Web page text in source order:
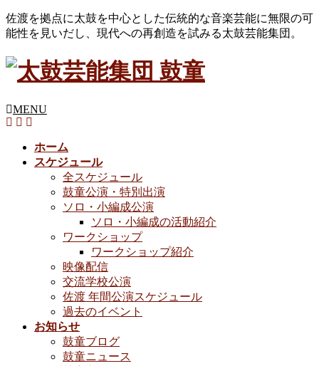
佐渡を拠点に太鼓を中心とした伝統的な音楽芸能に無限の可
能性を見いだし、現代への再創造を試みる太鼓芸能集団。
MENU
ホーム
スケジュール
全スケジュール
鼓童公演・特別出演
ソロ・小編成公演
ソロ・小編成の活動紹介
ワークショップ
ワークショップ紹介
映像配信
交流学校公演
佐渡 年間公演スケジュール
過去のイベント
お知らせ
鼓童ブログ
鼓童ニュース